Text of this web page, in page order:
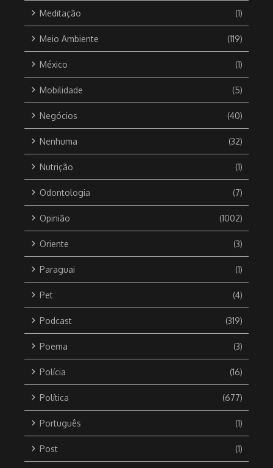
Meditação (1)
Meio Ambiente (119)
México (1)
Mobilidade (5)
Negócios (40)
Nenhuma (32)
Nutrição (1)
Odontologia (7)
Opinião (1002)
Oriente (3)
Paraguai (1)
Pet (4)
Podcast (319)
Poema (3)
Polícia (16)
Política (677)
Português (1)
Post (1)